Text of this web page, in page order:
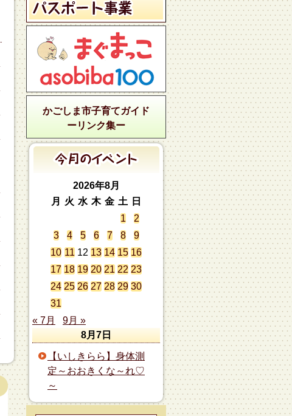
かごしま市子育てガイド
ーリンク集ー
2026年8月
月
火 水 木 金 土
日
1
2
3
4 5 6 7 8
9
10 11 12 13 14 15 16
17 18 19 20 21 22 23
24 25 26 27 28 29 30
31
« 7月
9月 »
8月7日
【いしきらら】身体測
定～おおきくな～れ♡
～